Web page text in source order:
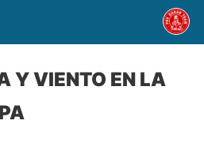
Y VIENTO EN LA